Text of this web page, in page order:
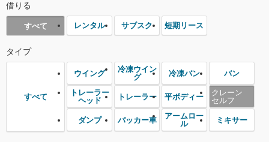
借りる
すべて レンタル サブスク 短期リース
タイプ
すべて
ウイング
冷凍ウイン
グ
冷凍バン バン
トレーラー
ヘッド
トレーラー 平ボディー
クレーン
セルフ
ダンプ パッカー車
アームロー
ル
ミキサー